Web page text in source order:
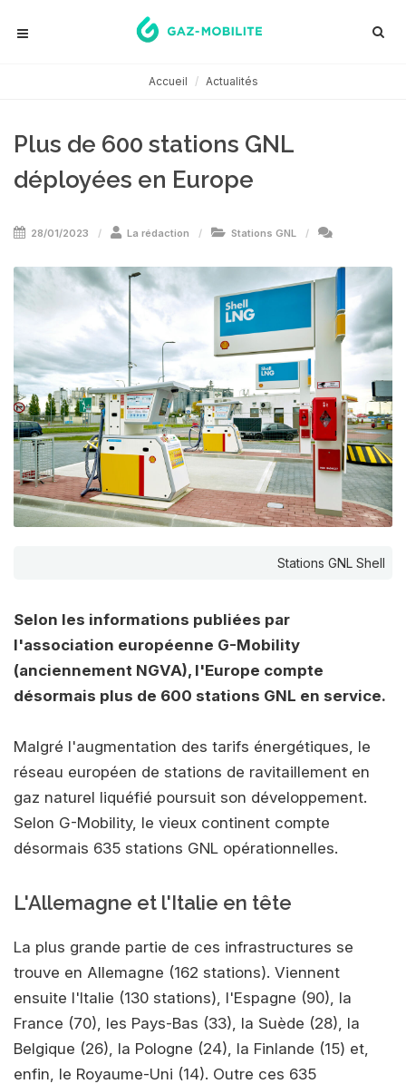
Accueil Actualités
Plus de 600 stations GNL
déployées en Europe
28/01/2023 La rédaction Stations GNL
Stations GNL Shell
Selon les informations publiées par
l'association européenne G-Mobility
(anciennement NGVA), l'Europe compte
désormais plus de 600 stations GNL en service.
Malgré l'augmentation des tarifs énergétiques, le
réseau européen de stations de ravitaillement en
gaz naturel liquéfié poursuit son développement.
Selon G-Mobility, le vieux continent compte
désormais 635 stations GNL opérationnelles.
L'Allemagne et l'Italie en tête
La plus grande partie de ces infrastructures se
trouve en Allemagne (162 stations). Viennent
ensuite l'Italie (130 stations), l'Espagne (90), la
France (70), les Pays-Bas (33), la Suède (28), la
Belgique (26), la Pologne (24), la Finlande (15) et,
enfin, le Royaume-Uni (14). Outre ces 635